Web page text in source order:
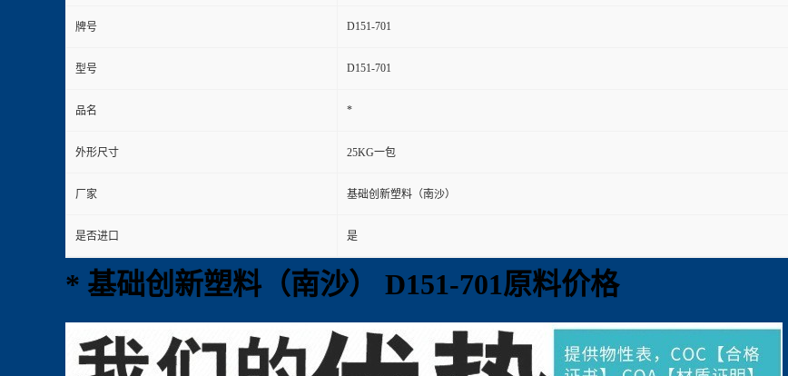
牌号 D151-701
型号 D151-701
品名 *
外形尺寸 25KG一包
厂家 基础创新塑料（南沙）
是否进口 是
* 基础创新塑料（南沙） D151-701原料价格